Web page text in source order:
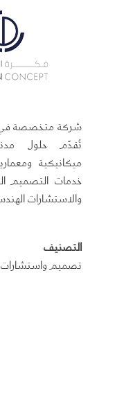
شركة متخصصة في
تُقدّم حلول
ميكانيكية
خدمات التصميم
والاستشارات
التصنيف
تصميم